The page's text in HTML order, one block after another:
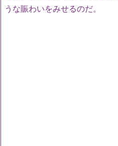
うな賑わいをみせるのだ。